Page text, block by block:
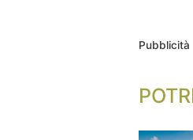
Pubblicità